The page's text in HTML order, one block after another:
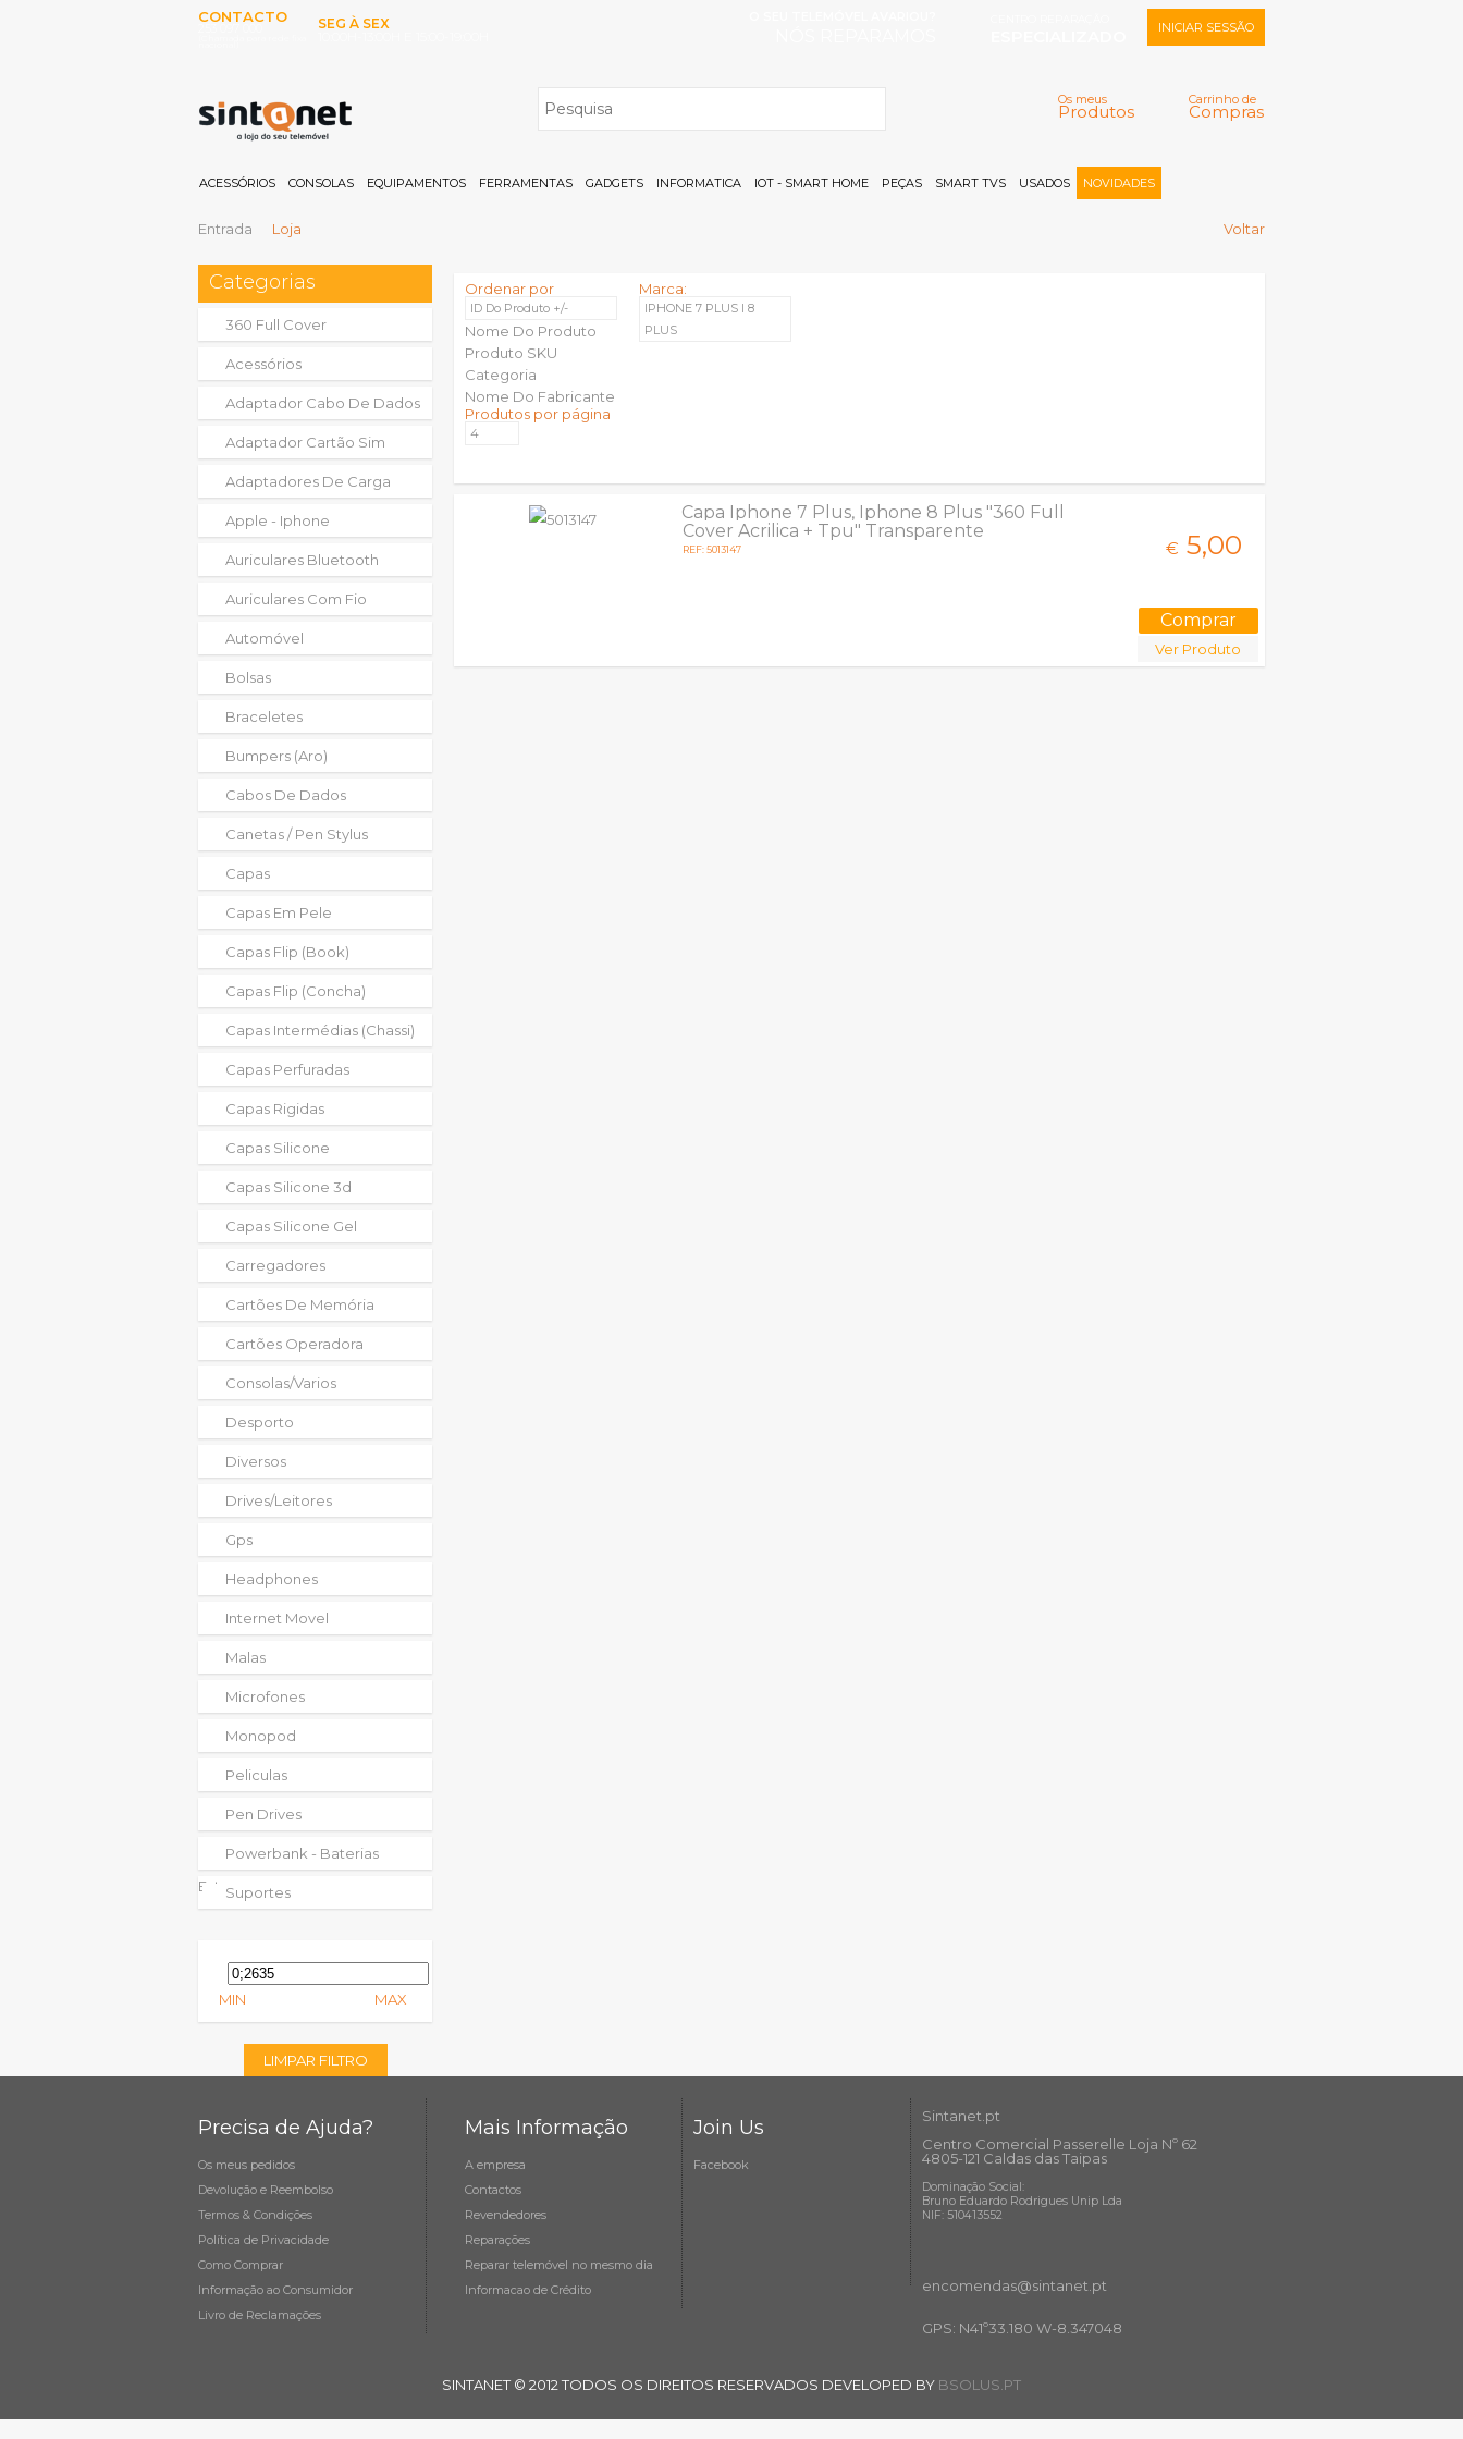
CONTACTO
SEG À SEX
Carrinho de
Compras
Os meus
Produtos
INICIAR SESSÃO
Memorizar
Registar |
ACESSÓRIOS CONSOLAS EQUIPAMENTOS FERRAMENTAS GADGETS INFORMATICA IOT - SMART HOME PEÇAS SMART TVS USADOS NOVIDADES
Entrada Loja Voltar
Categorias
360 Full Cover
Acessórios
Adaptador Cabo De Dados
Adaptador Cartão Sim
Adaptadores De Carga
Apple - Iphone
Auriculares Bluetooth
Auriculares Com Fio
Automóvel
Bolsas
Braceletes
Bumpers (aro)
Cabos De Dados
Canetas / Pen Stylus
Capas
Capas Em Pele
Capas Flip (book)
Capas Flip (concha)
Capas Intermédias (chassi)
Capas Perfuradas
Capas Rigidas
Capas Silicone
Capas Silicone 3d
Capas Silicone Gel
Carregadores
Cartões De Memória
Cartões Operadora
Consolas/varios
Desporto
Diversos
Drives/leitores
Gps
Headphones
Internet Movel
Malas
Microfones
Monopod
Peliculas
Pen Drives
Powerbank - Baterias
ExternasSuportes
MIN MAX
LIMPAR FILTRO
Ordenar por
ID Do Produto +/-
Nome Do Produto
Produto SKU
Categoria
Nome Do Fabricante
Marca:
IPHONE 7 PLUS I 8
PLUS
Produtos por página
Capa Iphone 7 Plus, Iphone 8 Plus "360 Full
Cover Acrilica + Tpu" Transparente
REF: 5013147 € 5,00
Ver Produto
Precisa de Ajuda?
Os meus pedidos
Devolução e Reembolso
Termos & Condições
Política de Privacidade
Como Comprar
Informação ao Consumidor
Livro de Reclamações
Mais Informação
A empresa
Contactos
Revendedores
Reparações
Reparar telemóvel no mesmo dia
Informacao de Crédito
Join Us
Facebook
Sintanet.pt
Centro Comercial Passerelle Loja Nº 62
4805-121 Caldas das Taipas
Dominação Social:
Bruno Eduardo Rodrigues Unip Lda
NIF: 510413552
encomendas@sintanet .pt
GPS: N41º33.180 W-8.347048
SINTANET © 2012 TODOS OS DIREITOS RESERVADOS DEVELOPED BY BSOLUS.PT